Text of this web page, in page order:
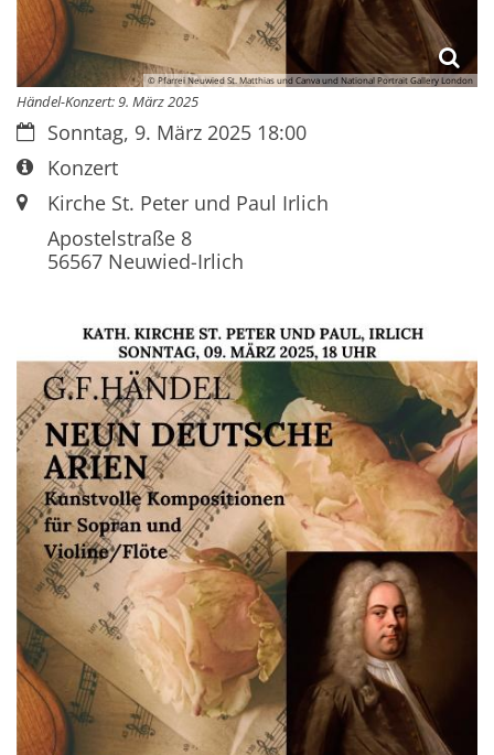
© Pfarrei Neuwied St. Matthias und Canva und National Portrait Gallery London
Händel-Konzert: 9. März 2025
Datum:Sonntag, 9. März 2025 18:00
Art bzw. Nummer:
Konzert
Ort:Kirche St. Peter und Paul Irlich
Apostelstraße 8
56567Neuwied-Irlich